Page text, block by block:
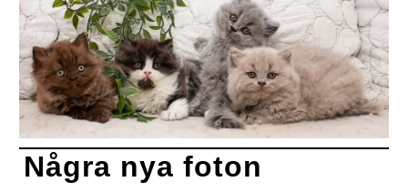
Några nya foton